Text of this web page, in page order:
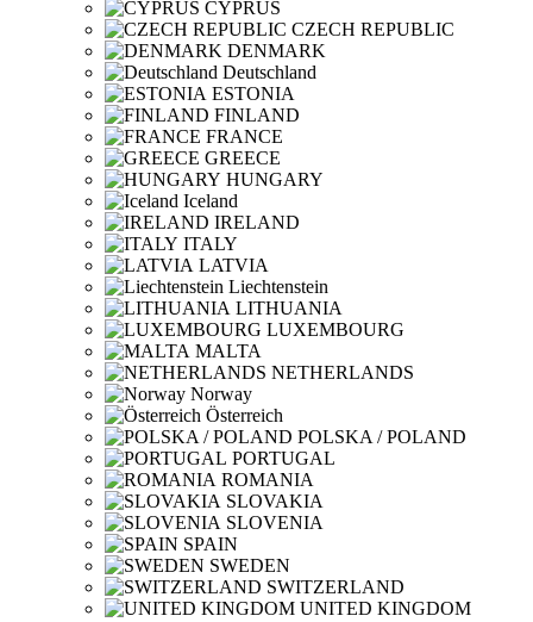
CYPRUS
CZECH REPUBLIC
DENMARK
Deutschland
ESTONIA
FINLAND
FRANCE
GREECE
HUNGARY
Iceland
IRELAND
ITALY
LATVIA
Liechtenstein
LITHUANIA
LUXEMBOURG
MALTA
NETHERLANDS
Norway
Österreich
POLSKA / POLAND
PORTUGAL
ROMANIA
SLOVAKIA
SLOVENIA
SPAIN
SWEDEN
SWITZERLAND
UNITED KINGDOM